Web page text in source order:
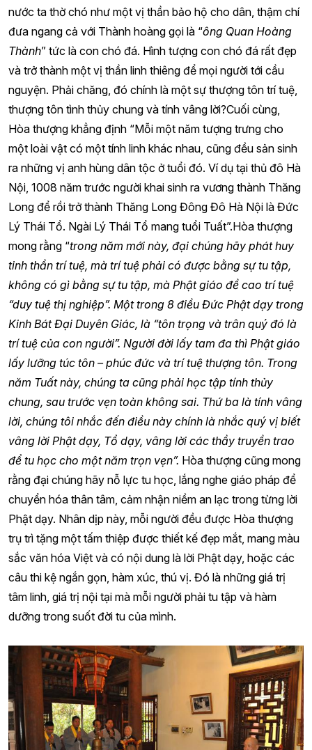
nước ta thờ chó như một vị thần bảo hộ cho dân, thậm chí
đưa ngang cả với Thành hoàng gọi là “ông Quan Hoàng
Thành” tức là con chó đá. Hình tượng con chó đá rất đẹp
và trở thành một vị thần linh thiêng để mọi người tới cầu
nguyện. Phải chăng, đó chính là một sự thượng tôn trí tuệ,
thượng tôn tình thủy chung và tính vâng lời?Cuối cùng,
Hòa thượng khẳng định “Mỗi một năm tượng trưng cho
một loài vật có một tính linh khác nhau, cũng đều sản sinh
ra những vị anh hùng dân tộc ở tuổi đó. Ví dụ tại thủ đô Hà
Nội, 1008 năm trước người khai sinh ra vương thành Thăng
Long để rồi trở thành Thăng Long Đông Đô Hà Nội là Đức
Lý Thái Tổ. Ngài Lý Thái Tổ mang tuổi Tuất”.Hòa thượng
mong rằng “trong năm mới này, đại chúng hãy phát huy
tinh thần trí tuệ, mà trí tuệ phải có được bằng sự tu tập,
không có gì bằng sự tu tập, mà Phật giáo đề cao trí tuệ
“duy tuệ thị nghiệp”. Một trong 8 điều Đức Phật dạy trong
Kinh Bát Đại Duyên Giác, là “tôn trọng và trân quý đó là
trí tuệ của con người”. Người đời lấy tam đa thì Phật giáo
lấy lưỡng túc tôn – phúc đức và trí tuệ thượng tôn. Trong
năm Tuất này, chúng ta cũng phải học tập tính thủy
chung, sau trước vẹn toàn không sai. Thứ ba là tính vâng
lời, chúng tôi nhắc đến điều này chính là nhắc quý vị biết
vâng lời Phật dạy, Tổ dạy, vâng lời các thầy truyền trao
để tu học cho một năm trọn vẹn”. Hòa thượng cũng mong
rằng đại chúng hãy nỗ lực tu học, lắng nghe giáo pháp để
chuyển hóa thân tâm, cảm nhận niềm an lạc trong từng lời
Phật dạy. Nhân dịp này, mỗi người đều được Hòa thượng
trụ trì tặng một tấm thiệp được thiết kế đẹp mắt, mang màu
sắc văn hóa Việt và có nội dung là lời Phật dạy, hoặc các
câu thi kệ ngắn gọn, hàm xúc, thú vị. Đó là những giá trị
tâm linh, giá trị nội tại mà mỗi người phải tu tập và hàm
dưỡng trong suốt đời tu của mình.